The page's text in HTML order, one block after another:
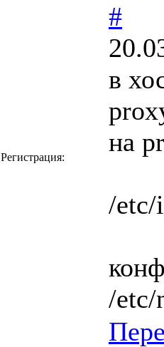
Регистрация:
#
в
на
/etc/
/etc/